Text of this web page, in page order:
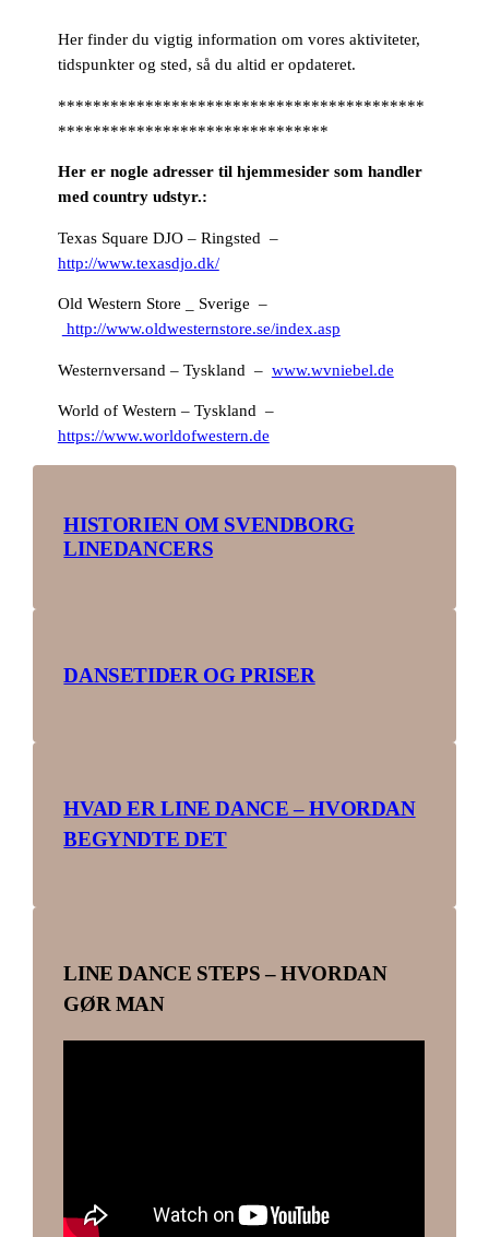
Her finder du vigtig information om vores aktiviteter,
tidspunkter og sted, så du altid er opdateret.
******************************************
*******************************
Her er nogle adresser til hjemmesider som handler
med country udstyr.:
Texas Square DJO – Ringsted –
http://www.texasdjo.dk/
Old Western Store _ Sverige –
http://www.oldwesternstore.se/index.asp
Westernversand – Tyskland – www.wvniebel.de
World of Western – Tyskland –
https://www.worldofwestern.de
HISTORIEN OM SVENDBORG
LINEDANCERS
DANSETIDER OG PRISER
HVAD ER LINE DANCE – HVORDAN
BEGYNDTE DET
LINE DANCE STEPS – HVORDAN
GØR MAN